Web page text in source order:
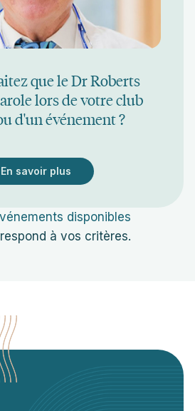
que le Dr Roberts
lors de votre club
d'un événement ?
En savoir plus
disponibles
à vos critères.